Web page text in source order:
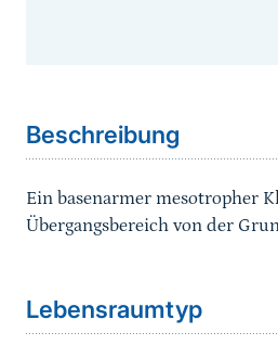
Beschreibung
Ein basenarmer mesotropher
Übergangsbereich von der
Lebensraumtyp